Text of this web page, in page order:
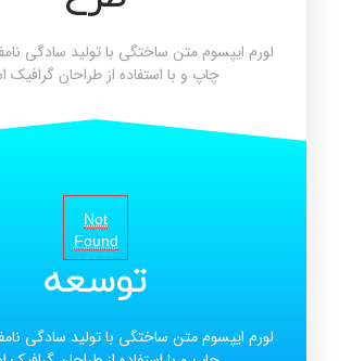
لورم ایپسوم متن ساختگی با تولید سادگی
چاپ و با استفاده از طراحان
Not
Found
توسعه
لورم ایپسوم متن ساختگی با تولید سادگی